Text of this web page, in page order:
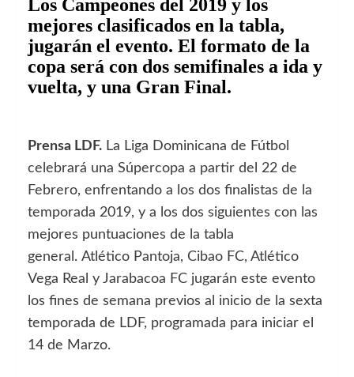
Los Campeones del 2019 y los
mejores clasificados en la tabla,
jugarán el evento. El formato de la
copa será con dos semifinales a ida y
vuelta, y una Gran Final.
Prensa LDF. La Liga Dominicana de Fútbol
celebrará una Súpercopa a partir del 22 de
Febrero, enfrentando a los dos finalistas de la
temporada 2019, y a los dos siguientes con las
mejores puntuaciones de la tabla
general. Atlético Pantoja, Cibao FC, Atlético
Vega Real y Jarabacoa FC jugarán este evento
los fines de semana previos al inicio de la sexta
temporada de LDF, programada para iniciar el
14 de Marzo.